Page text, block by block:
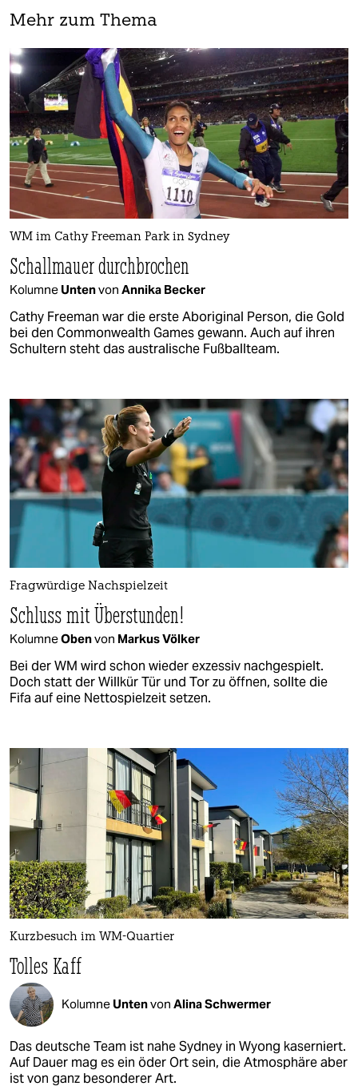
Mehr zum Thema
WM im Cathy Freeman Park in Sydney
Schallmauer durchbrochen
Kolumne Untenvon Annika Becker
Cathy Freeman war die erste Aboriginal Person, die Gold
bei den Commonwealth Games gewann. Auch auf ihren
Schultern steht das australische Fußballteam.
Fragwürdige Nachspielzeit
Schluss mit Überstunden!
KolumneObenvon Markus Völker
Bei der WM wird schon wieder exzessiv nachgespielt.
Doch statt der Willkür Tür und Tor zu öffnen, sollte die
Fifa auf eine Nettospielzeit setzen.
Kurzbesuch im WM-Quartier
Tolles Kaff
Kolumne Untenvon Alina Schwermer
Das deutsche Team ist nahe Sydney in Wyong kaserniert.
Auf Dauer mag es ein öder Ort sein, die Atmosphäre aber
ist von ganz besonderer Art.